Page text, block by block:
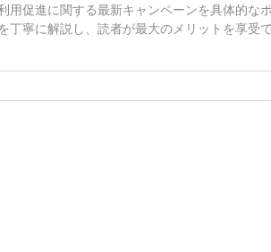
用促進に関する最新キャンペーンを具体的な
丁寧に解説し、読者が最大のメリットを享受